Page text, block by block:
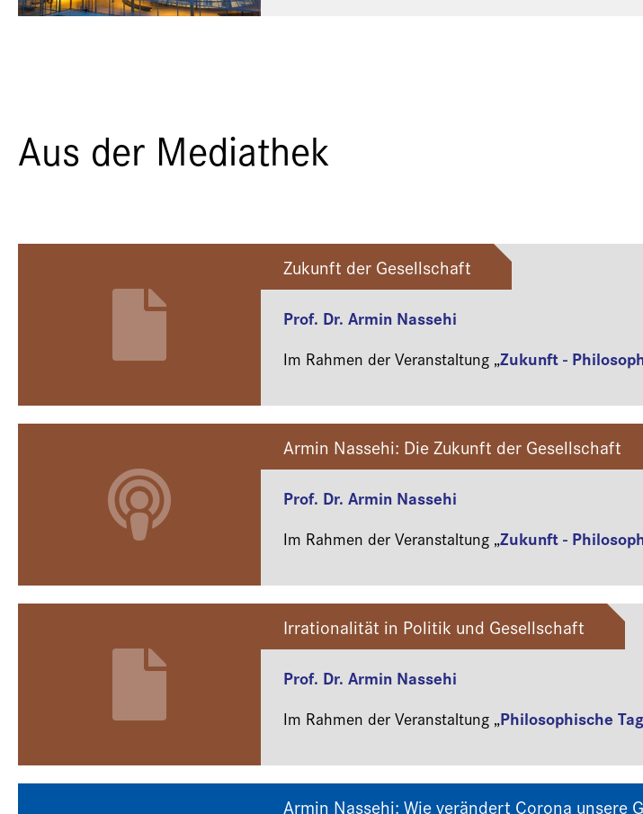
Aus der Mediathek
Zukunft der Gesellschaft
Prof. Dr. Armin Nassehi
Im Rahmen der Veranstaltung „Zukunft -
Armin Nassehi: Die Zukunft der Gesellschaft
Prof. Dr. Armin Nassehi
Im Rahmen der Veranstaltung „Zukunft -
Irrationalität in Politik und Gesellschaft
Prof. Dr. Armin Nassehi
Im Rahmen der Veranstaltung „Philosophische
Armin Nassehi: Wie verändert Corona unsere